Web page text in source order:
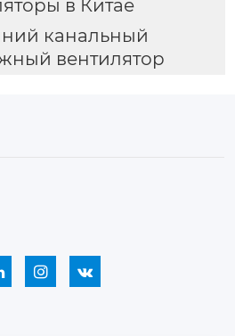
в Китае
канальный
вентилятор
 